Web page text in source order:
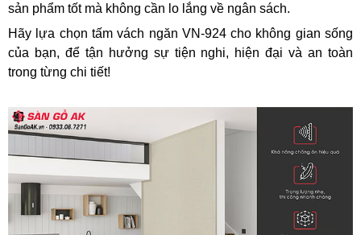
sản phẩm tốt mà không cần lo lắng về ngân sách.
Hãy lựa chọn tấm vách ngăn VN-924 cho không gian sống
của bạn, để tận hưởng sự tiện nghi, hiện đại và an toàn
trong từng chi tiết!